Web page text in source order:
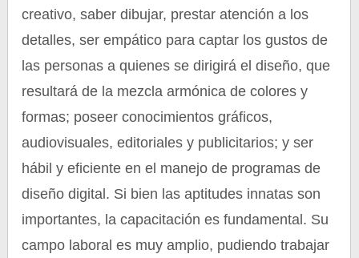
creativo, saber dibujar, prestar atención a los
detalles, ser empático para captar los gustos de
las personas a quienes se dirigirá el diseño, que
resultará de la mezcla armónica de colores y
formas; poseer conocimientos gráficos,
audiovisuales, editoriales y publicitarios; y ser
hábil y eficiente en el manejo de programas de
diseño digital. Si bien las aptitudes innatas son
importantes, la capacitación es fundamental. Su
campo laboral es muy amplio, pudiendo trabajar